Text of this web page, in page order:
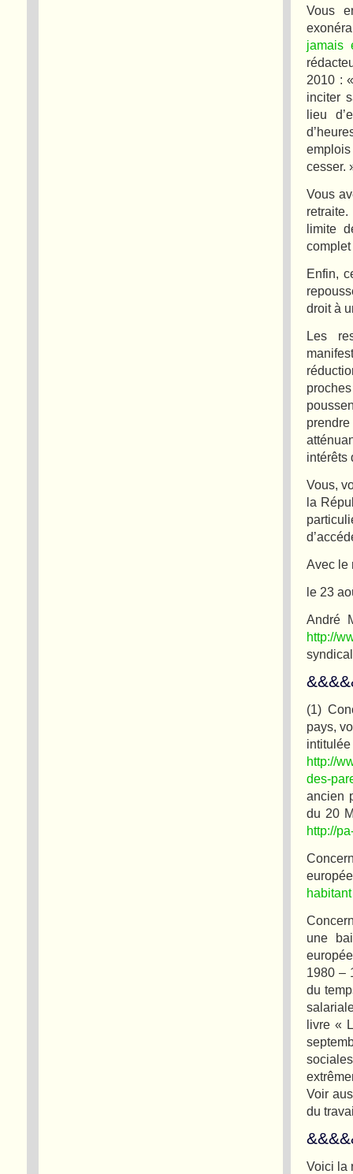
Vous
jamais
2010 :
inciter
lieu
cesser.
Vous
limite
Enfin,
droit à
Les
intérêts
Vous,
la
Avec le
le 23
André
http://
(1)
pays,
http://
des-
ancien
du 20
http://
une
1980 –
du
livre «
Voir
du
Voici la